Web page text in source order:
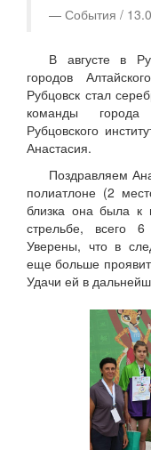
События /
В августе в
городов
Рубцовск стал
команды города
Рубцовского
Анастасия.
Поздравляем
полиатлоне (2
близка она была к
стрельбе, всего
Уверены, что в
еще больше
Удачи ей в